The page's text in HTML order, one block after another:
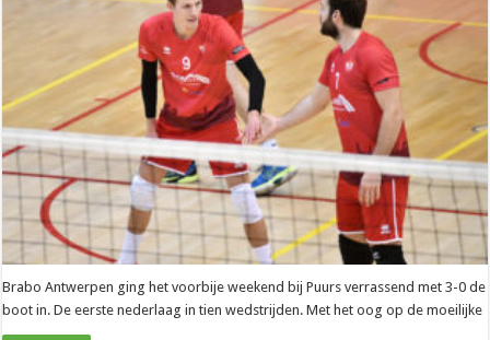
Antwerpen):
”Druk
is
er
altijd”
Brabo Antwerpen ging het voorbije weekend bij Puurs verrassend met 3-0 de
boot in. De eerste nederlaag in tien wedstrijden. Met het oog op de moeilijke